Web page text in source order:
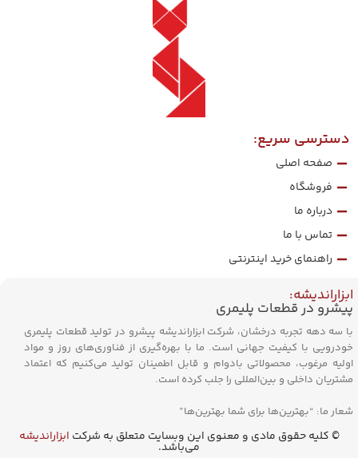
ابزاراندیشه:
پیشرو در قطعات پلیمری
با سه دهه تجربه درخشان، شرکت ابزاراندیشه پیشرو در تولید قطعات پلیمری
خودرویی با کیفیت جهانی است. ما با بهره‌گیری از فناوری‌های روز و مواد
اولیه مرغوب، محصولاتی بادوام و قابل اطمینان تولید می‌کنیم که اعتماد
مشتریان داخلی و بین‌المللی را جلب کرده است.
شعار ما: “بهترین‌ها برای شما بهترین‌ها”
دسترسی سریع:
صفحه اصلی
فروشگاه
درباره ما
تماس با ما
راهنمای خرید اینترنتی
© کلیه حقوق مادی و معنوی این وبسایت متعلق به شرکت ابزاراندیشه
می‌باشد.